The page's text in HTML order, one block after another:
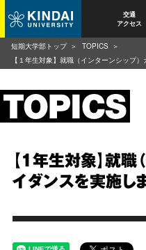
交通
アクセス
【１年生対象】就
イダンスを実施し
短期大学部トップ
TOPICS
【１年生対象】就職（インターンシップ